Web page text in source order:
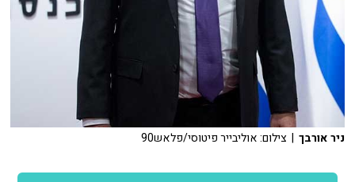
ניר אורבך | צילום: אוליבייר פיטוסי/פלאש90